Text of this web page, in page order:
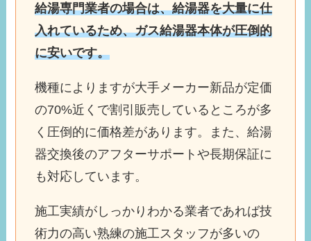
給湯専門業者の場合は、給湯器を大量に仕
入れているため、ガス給湯器本体が圧倒的
に安いです。
機種によりますが大手メーカー新品が定価
の70%近くで割引販売しているところが多
く圧倒的に価格差があります。また、給湯
器交換後のアフターサポートや長期保証に
も対応しています。
施工実績がしっかりわかる業者であれば技
術力の高い熟練の施工スタッフが多いの